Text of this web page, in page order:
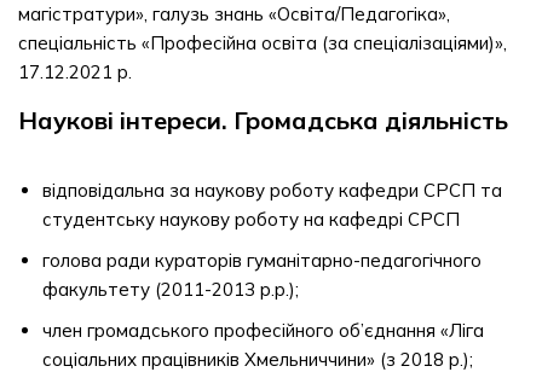
магістратури», галузь знань «Освіта/Педагогіка»,
спеціальність «Професійна освіта (за спеціалізаціями)»,
17.12.2021 р.
Наукові інтереси. Громадська діяльність
відповідальна за наукову роботу кафедри СРСП та
студентську наукову роботу на кафедрі СРСП
голова ради кураторів гуманітарно-педагогічного
факультету (2011-2013 р.р.);
член громадського професійного об’єднання «Ліга
соціальних працівників Хмельниччини» (з 2018 р.);